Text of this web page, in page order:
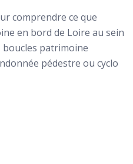
comprendre ce que
en bord de Loire au sein
boucles patrimoine
pédestre ou cyclo